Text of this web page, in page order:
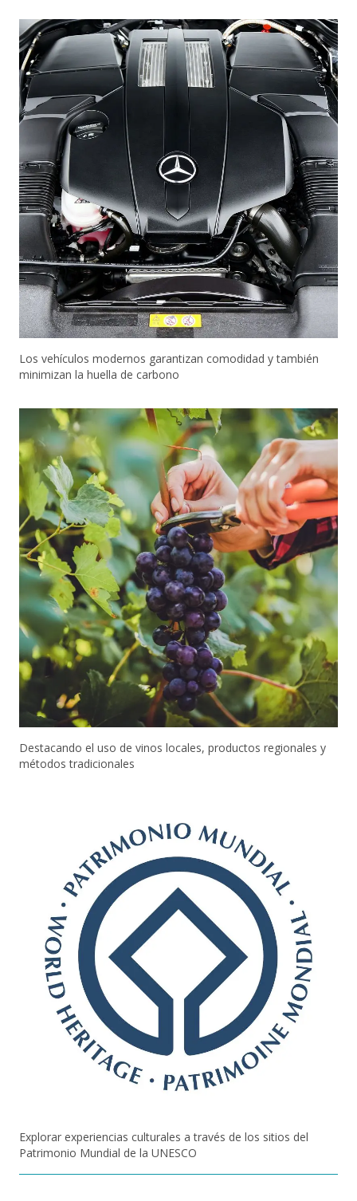
Los vehículos modernos garantizan comodidad y también
minimizan la huella de carbono
Destacando el uso de vinos locales, productos regionales y
métodos tradicionales
Explorar experiencias culturales a través de los sitios del
Patrimonio Mundial de la UNESCO